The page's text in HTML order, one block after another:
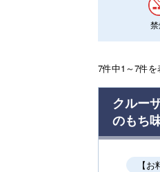
7件中1～7件を
クルー
のもち
【